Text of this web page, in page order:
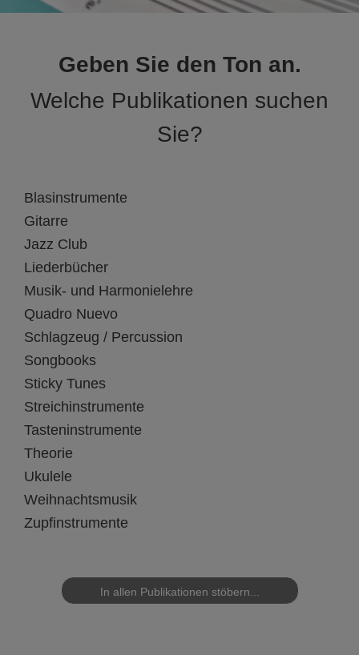
Geben Sie den Ton an.
Welche Publikationen suchen
Sie?
Blasinstrumente
Gitarre
Jazz Club
Liederbücher
Musik- und Harmonielehre
Quadro Nuevo
Schlagzeug / Percussion
Songbooks
Sticky Tunes
Streichinstrumente
Tasteninstrumente
Theorie
Ukulele
Weihnachtsmusik
Zupfinstrumente
In allen Publikationen stöbern...